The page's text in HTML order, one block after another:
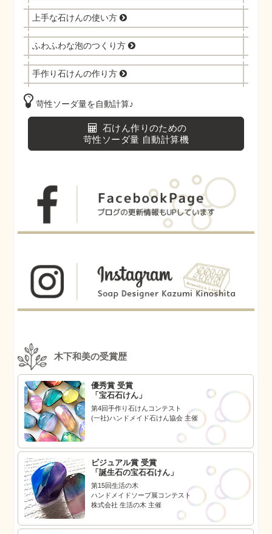
上手な石けんの使い方
ふわふわな泡のつくり方
手作り石けんの作り方
苛性ソーダ量を自動計算♪
石けん作りのための
苛性ソーダ量 自動計算機
木下和美の受賞歴
優秀賞 受賞
「宝石石けん」
第4回手作り石けんコンテスト
(一社)ハンドメイド石けん協会 主催
ビジュアル賞 受賞
「誕生石の宝石石けん」
第15回生活の木
ハンドメイドソープ展コンテスト
株式会社 生活の木 主催